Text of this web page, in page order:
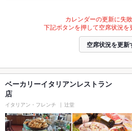
カレンダーの更新に失敗
下記ボタンを押して空席状況を
空席状況を更新
ベーカリーイタリアンレストラン
店
イタリアン・フレンチ 辻堂